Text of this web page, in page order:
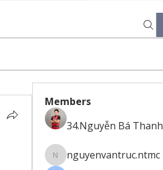
Members
34.Nguyễn Bá Thanh
nguyenvantruc.ntmc
nguyenvantruc.ntmc